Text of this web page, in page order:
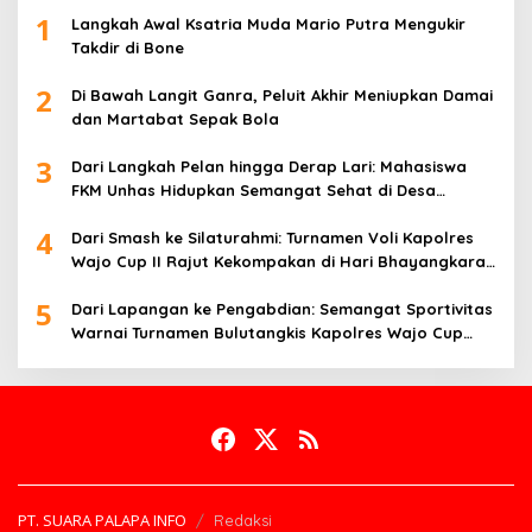
1
Langkah Awal Ksatria Muda Mario Putra Mengukir
Takdir di Bone
2
Di Bawah Langit Ganra, Peluit Akhir Meniupkan Damai
dan Martabat Sepak Bola
3
Dari Langkah Pelan hingga Derap Lari: Mahasiswa
FKM Unhas Hidupkan Semangat Sehat di Desa
4
Dari Smash ke Silaturahmi: Turnamen Voli Kapolres
Wajo Cup II Rajut Kekompakan di Hari Bhayangkara
5
Dari Lapangan ke Pengabdian: Semangat Sportivitas
Warnai Turnamen Bulutangkis Kapolres Wajo Cup
PT. SUARA PALAPA INFO Redaksi